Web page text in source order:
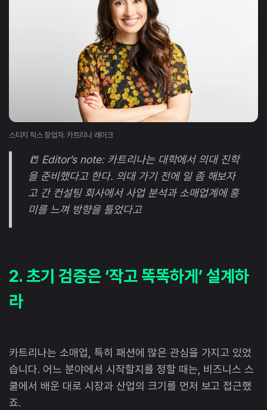
스티치 픽스 창업자. 카트리나 레이크
📒 Editor’s note: 카트리나는 대학에서 의대 진학
을 준비했다고 한다. 의대 가기 전에 일 좀 해보자
고 간 컨설팅 회사에서 사업 분석과 소매업계에 흥
미를 느껴 방향을 틀었다고
2. 초기 검증은 ‘작고 똑똑하게’ 설계하
라
카트리나는 소매업, 특히 패션에 많은 관심을 가지고 있었
습니다. 어느 분야에서 시작할지를 정할 때는, 비즈니스 스
쿨에서 배운 대로 시장과 산업의 크기를 먼저 보고 접근했
죠.